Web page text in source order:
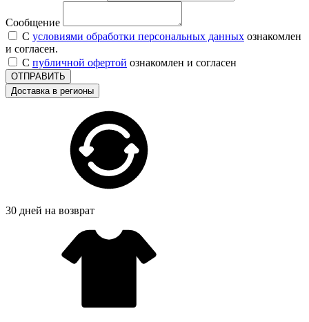
Сообщение
С условиями обработки персональных данных ознакомлен
и согласен.
С публичной офертой ознакомлен и согласен
ОТПРАВИТЬ
Доставка в регионы
30 дней на возврат